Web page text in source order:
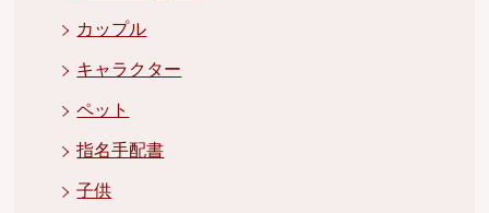
カップル
キャラクター
ペット
指名手配書
子供